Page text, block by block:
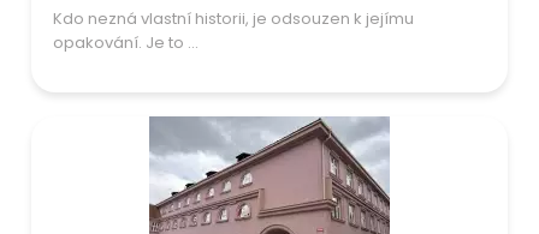
Kdo nezná vlastní historii, je odsouzen k jejímu
opakování. Je to ...